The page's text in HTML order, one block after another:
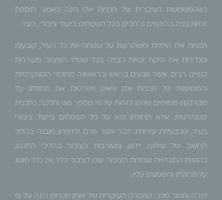
כשהמשמעות העיקרית של תכניות אלו הינה כאמור תוספת
זכויות בניה בהיקפים נרחבים בכל השטחים בייעוד ציבורי, בעיר.
תכניות אלו החלות ומשתרעות על שטחה של כל העיר, קובעות
ומגדילות את היקף זכויות הבניה בכל שטחי הציבור, מעוררות
קשיים רבים, אשר נובעים בראש ובראשונה מחוסר הקונקרטיות
והמסוימות של תכניות אלו שאינן מפרטות את תחולתן על
מקרקעין מסוימים שניתן לזהות על פי מספר גוש וחלקה כתכנית
סטנדרטית, אלא תחולתן היא על כל השטחים בייעוד ציבורי
בעיר, שבבעלות עירונית, דבר אשר גורם לחיסרון מובנה בהליך
החשוב של שיתוף, יידוע, ומעורבות הציבור בהליכי התכנון,
בהגשת התנגדויות ועמדות הציבור, שכן לציבור כלל אין כלל מושג
על תחולתן והשפעתן עליו.
יתרה וחמור מכך, המטרה העיקרית של אותן תכניות הינה על פי